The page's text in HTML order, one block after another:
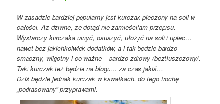
W zasadzie bardziej popularny jest kurczak pieczony na soli w
całości. Aż dziwne, że dotąd nie zamieściłam przepisu.
Wystarczy kurczaka umyć, osuszyć, ułożyć na soli i upiec…
nawet bez jakichkolwiek dodatków, a i tak będzie bardzo
smaczny, wilgotny i co ważne – bardzo zdrowy /beztłuszczowy/.
Taki kurczak też będzie na blogu… za czas jakiś…
Dziś będzie jednak kurczak w kawałkach, do tego trochę
„podrasowany” przyprawami.